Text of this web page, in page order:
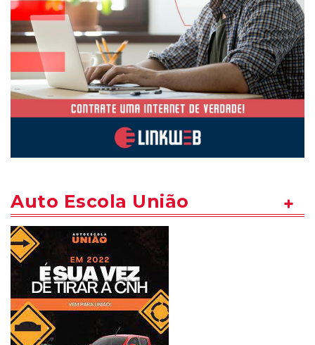
Auto Escola União